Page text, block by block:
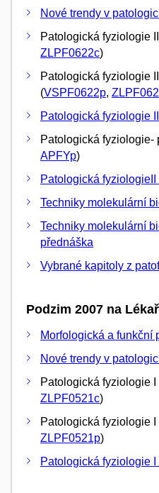
Nové trendy v
Patologická fyziologie
ZLPF0622c)
Patologická fyziologie
(VSPF0622p,
Patologická fyziologie
Patologická fyziologie-
APFYp)
Patologická
Techniky molekulární
Techniky molekulární
přednáška
Vybrané kapitoly z
Podzim 2007 na
Morfologická a funkční
Nové trendy v
Patologická fyziologie I
ZLPF0521c)
Patologická fyziologie
ZLPF0521p)
Patologická fyziologie I